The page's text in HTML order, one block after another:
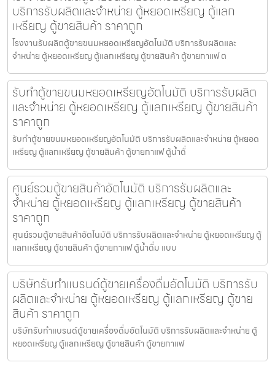
บริการรับผลิตและจำหน่าย ตู้หยอดเหรียญ ตู้แลก
เหรียญ ตู้ขายสินค้า ราคาถูก
โรงงานรับผลิตตู้ขายขนมหยอดเหรียญ​​อัตโนมัติ บริการรับผลิตและ
จำหน่าย ตู้หยอดเหรียญ ตู้แลกเหรียญ ตู้ขายสินค้า ตู้ขายกาแฟ ต
รับทำตู้ขายขนมหยอดเหรียญ​​อัตโนมัติ บริการรับผลิต
และจำหน่าย ตู้หยอดเหรียญ ตู้แลกเหรียญ ตู้ขายสินค้า
ราคาถูก
รับทำตู้ขายขนมหยอดเหรียญ​​อัตโนมัติ บริการรับผลิตและจำหน่าย ตู้หยอด
เหรียญ ตู้แลกเหรียญ ตู้ขายสินค้า ตู้ขายกาแฟ ตู้น้ำดื่
ศูนย์รวมตู้ขายสินค้า​อัตโนมัติ บริการรับผลิตและ
จำหน่าย ตู้หยอดเหรียญ ตู้แลกเหรียญ ตู้ขายสินค้า
ราคาถูก
ศูนย์รวมตู้ขายสินค้า​อัตโนมัติ บริการรับผลิตและจำหน่าย ตู้หยอดเหรียญ ตู้
แลกเหรียญ ตู้ขายสินค้า ตู้ขายกาแฟ ตู้น้ำดื่ม แบบ
บริษัทรับทำแบรนด์ตู้ขายเครื่องดื่ม​อัตโนมัติ บริการรับ
ผลิตและจำหน่าย ตู้หยอดเหรียญ ตู้แลกเหรียญ ตู้ขาย
สินค้า ราคาถูก
บริษัทรับทำแบรนด์ตู้ขายเครื่องดื่ม​อัตโนมัติ บริการรับผลิตและจำหน่าย ตู้
หยอดเหรียญ ตู้แลกเหรียญ ตู้ขายสินค้า ตู้ขายกาแฟ